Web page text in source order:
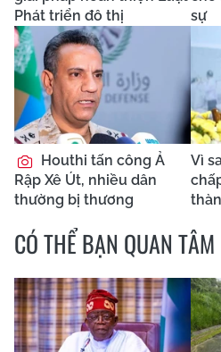
Phát triển đô thị
sự
Houthi tấn công Ả
Rập Xê Út, nhiều dân
thường bị thương
Vì
CÓ THỂ BẠN QUAN TÂM